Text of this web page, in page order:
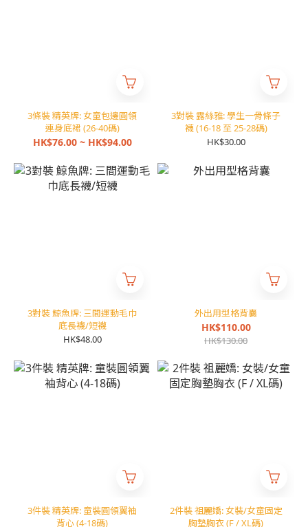
3條裝 精英牌: 女童包邊圓領
連身底裙 (26-40碼)
HK$76.00 ~ HK$94.00
3對裝 露絲雅: 學生一骨條子
襪 (16-18 至 25-28碼)
HK$30.00
3對裝 鯨魚牌: 三間運動毛巾
底長襪/短襪
HK$48.00
外出用型格背囊
HK$110.00
HK$130.00
3件裝 精英牌: 童裝圓領翼袖
背心 (4-18碼)
2件裝 祖麗嬌: 女裝/女童固定
胸墊胸衣 (F / XL碼)